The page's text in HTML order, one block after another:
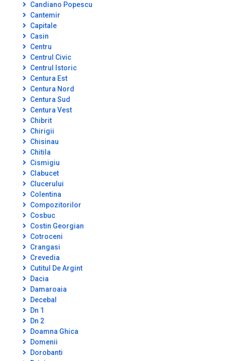
Candiano Popescu
Cantemir
Capitale
Casin
Centru
Centrul Civic
Centrul Istoric
Centura Est
Centura Nord
Centura Sud
Centura Vest
Chibrit
Chirigii
Chisinau
Chitila
Cismigiu
Clabucet
Clucerului
Colentina
Compozitorilor
Cosbuc
Costin Georgian
Cotroceni
Crangasi
Crevedia
Cutitul De Argint
Dacia
Damaroaia
Decebal
Dn 1
Dn 2
Doamna Ghica
Domenii
Dorobanti